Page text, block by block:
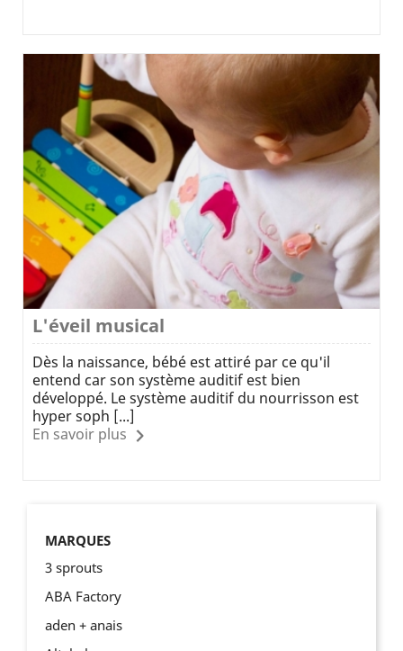
L'éveil musical
Dès la naissance, bébé est attiré par ce qu'il
entend car son système auditif est bien
développé. Le système auditif du nourrisson est
hyper soph [...]
En savoir plus
MARQUES
3 sprouts
ABA Factory
aden + anais